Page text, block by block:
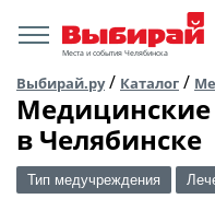
Места и события Челябинска
Выбирай.ру/ Каталог /
в Челябинске
Тип медучреждения